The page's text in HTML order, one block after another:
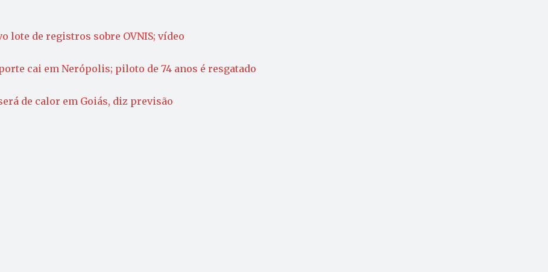
lote de registros sobre OVNIS; vídeo
cai em Nerópolis; piloto de 74 anos é resgatado
de calor em Goiás, diz previsão